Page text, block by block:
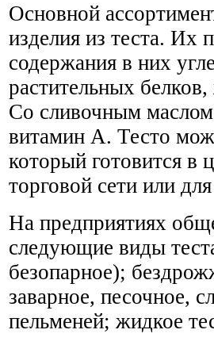
Основной
изделия из теста. Их
содержания в них
растительных
Co сливочным маслом
витамин А. Тесто
который готовится в
торговой сети или
На предприятиях
следующие виды
безопарное);
заварное, песочное,
пельменей; жидкое